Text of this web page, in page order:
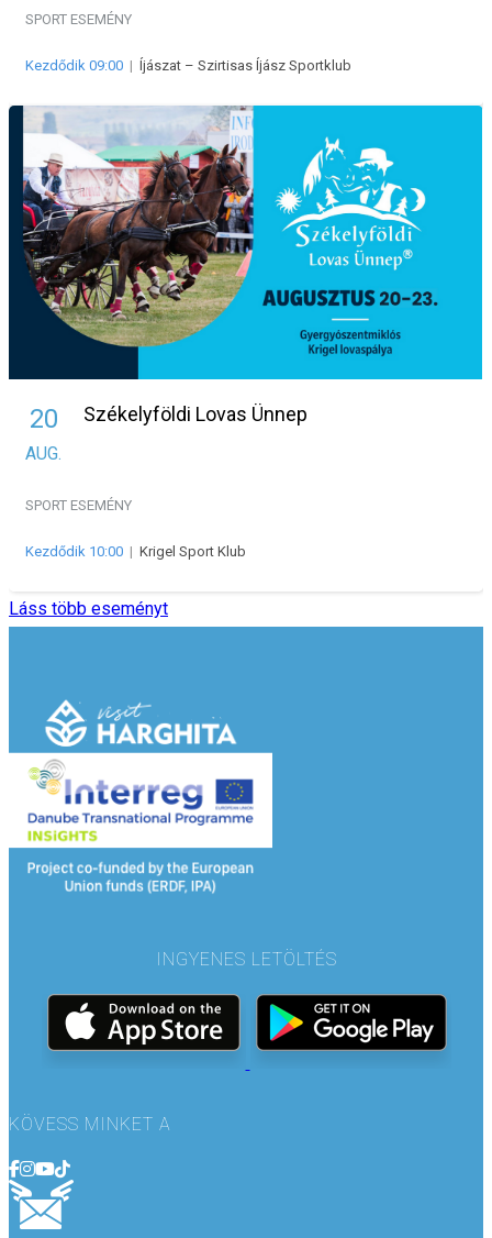
SPORT ESEMÉNY
Kezdődik 09:00 | Íjászat – Szirtisas Íjász Sportklub
20
AUG.
Székelyföldi Lovas Ünnep
SPORT ESEMÉNY
Kezdődik 10:00 | Krigel Sport Klub
Láss több eseményt
INGYENES LETÖLTÉS
KÖVESS MINKET A